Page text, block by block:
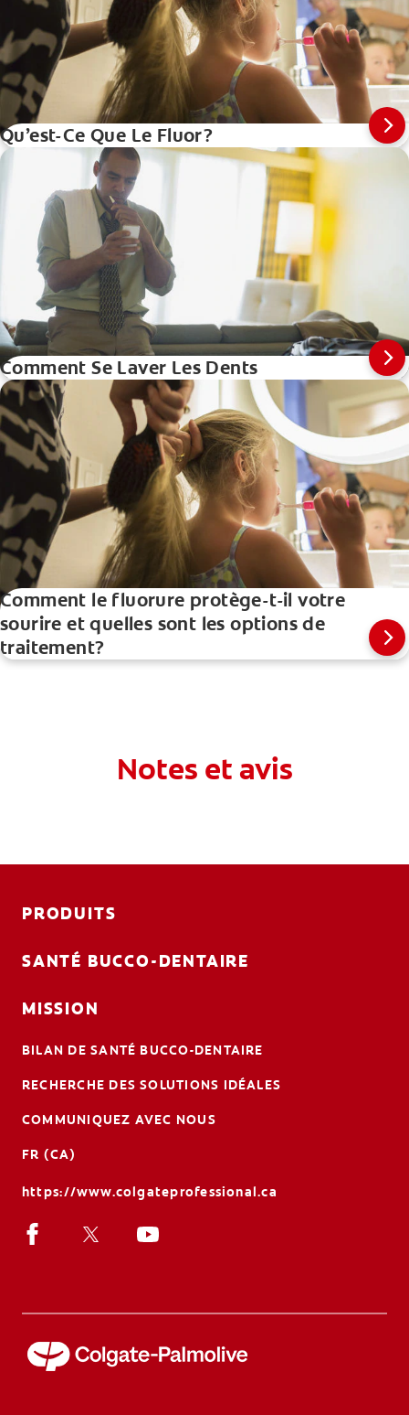
Qu’est-Ce Que Le Fluor?
Comment Se Laver Les Dents
Comment le fluorure protège-t-il votre
sourire et quelles sont les options de
traitement?
Notes et avis
PRODUITS
SANTÉ BUCCO-DENTAIRE
MISSION
BILAN DE SANTÉ BUCCO-DENTAIRE
RECHERCHE DES SOLUTIONS IDÉALES
COMMUNIQUEZ AVEC NOUS
FR (CA)
https://www.colgateprofessional.ca